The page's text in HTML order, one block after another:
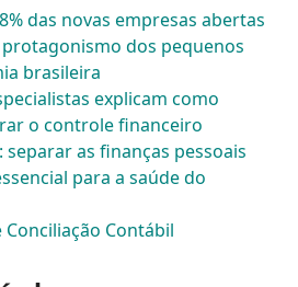
das novas empresas abertas
dos pequenos
brasileira
explicam como
o controle financeiro
separar as finanças pessoais
para a saúde do
Conciliação Contábil